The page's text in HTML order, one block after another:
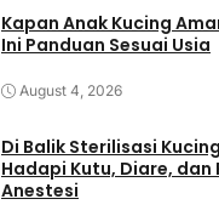
Kapan Anak Kucing
Ini Panduan Sesuai Usia
August 4, 2026
Di Balik Sterilisasi
Hadapi Kutu, Diare, dan
Anestesi